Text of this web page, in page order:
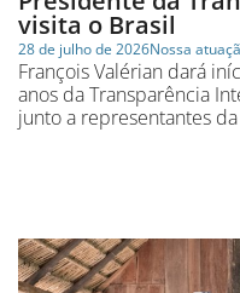
visita o Brasil
28 de julho de 2026Nossa
François Valérian dará
anos da Transparência
junto a representantes